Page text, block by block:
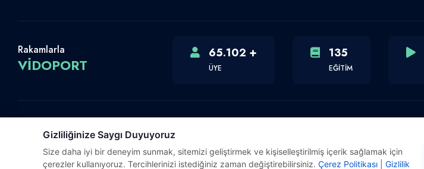
Rakamlarla
VİDOPORT
65.102 +
ÜYE
135
EĞİTİM
Telif Hakkı © 2026 Vidoport, Inc.
Software,Design & Development:Webimonline
Gizliliğinize Saygı Duyuyoruz
Size daha iyi bir deneyim sunmak, sitemizi geliştirmek ve kişiselleştirilmiş içerik sağlamak için
çerezler kullanıyoruz. Tercihlerinizi istediğiniz zaman değiştirebilirsiniz. Çerez Politikası Gizlilik